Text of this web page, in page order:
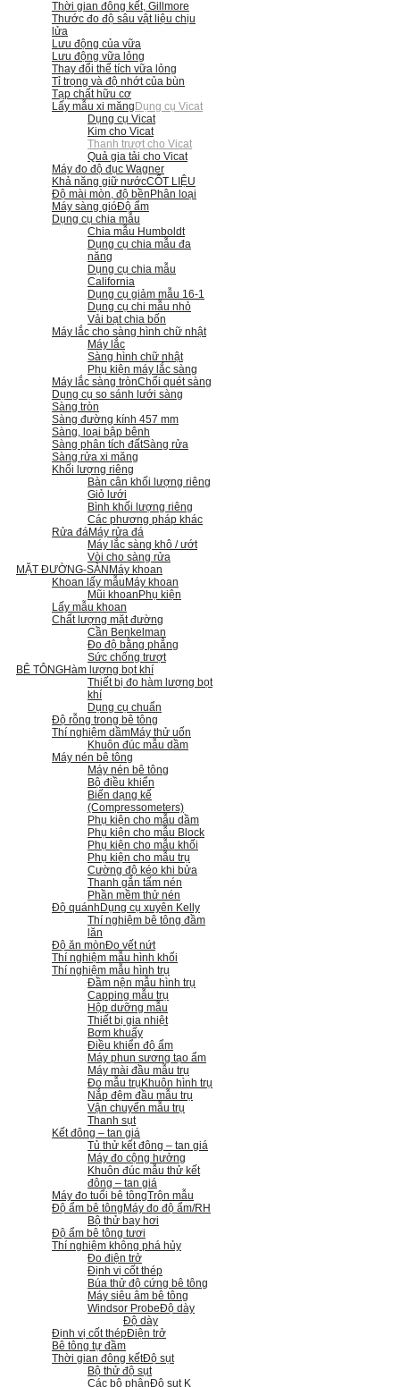
Thời gian đông kết, Gillmore
Thước đo độ sâu vật liệu chịu
lửa
Lưu động của vữa
Lưu động vữa lỏng
Thay đổi thể tích vữa lỏng
Tỉ trọng và độ nhớt của bùn
Tạp chất hữu cơ
Lấy mẫu xi măng Dụng cụ Vicat
Dụng cụ Vicat
Kim cho Vicat
Thanh trượt cho Vicat
Quả gia tải cho Vicat
Máy đo độ đục Wagner
Khả năng giữ nướcCỐT LIỆU
Độ mài mòn, độ bền Phân loại
Máy sàng gióĐộ ẩm
Dụng cụ chia mẫu
Chia mẫu Humboldt
Dụng cụ chia mẫu đa
năng
Dụng cụ chia mẫu
California
Dụng cụ giảm mẫu 16-1
Dụng cụ chi mẫu nhỏ
Vải bạt chia bốn
Máy lắc cho sàng hình chữ nhật
Máy lắc
Sàng hình chữ nhật
Phụ kiện máy lắc sàng
Máy lắc sàng trònChổi quét sàng
Dụng cụ so sánh lưới sàng
Sàng tròn
Sàng đường kính 457 mm
Sàng, loại bập bênh
Sàng phân tích đấtSàng rửa
Sàng rửa xi măng
Khối lượng riêng
Bàn cân khối lượng riêng
Giỏ lưới
Bình khối lượng riêng
Các phương pháp khác
Rửa đáMáy rửa đá
Máy lắc sàng khô / ướt
Vòi cho sàng rửa
MẶT ĐƯỜNG-SÀN Máy khoan
Khoan lấy mẫu Máy khoan
Mũi khoan Phụ kiện
Lấy mẫu khoan
Chất lượng mặt đường
Cần Benkelman
Đo độ bằng phẳng
Sức chống trượt
BÊ TÔNGHàm lượng bọt khí
Thiết bị đo hàm lượng bọt
khí
Dụng cụ chuẩn
Độ rỗng trong bê tông
Thí nghiệm dầmMáy thử uốn
Khuôn đúc mẫu dầm
Máy nén bê tông
Máy nén bê tông
Bộ điều khiển
Biến dạng kế
(Compressometers)
Phụ kiện cho mẫu dầm
Phụ kiện cho mẫu Block
Phụ kiện cho mẫu khối
Phụ kiện cho mẫu trụ
Cường độ kéo khi bửa
Thanh gắn tấm nén
Phần mềm thử nén
Độ quánh Dụng cụ xuyên Kelly
Thí nghiệm bê tông đầm
lăn
Độ ăn mònĐo vết nứt
Thí nghiệm mẫu hình khối
Thí nghiệm mẫu hình trụ
Đầm nện mẫu hình trụ
Capping mẫu trụ
Hộp dưỡng mẫu
Thiết bị gia nhiệt
Bơm khuấy
Điều khiển độ ẩm
Máy phun sương tạo ẩm
Máy mài đầu mẫu trụ
Đo mẫu trụ Khuôn hình trụ
Nắp đệm đầu mẫu trụ
Vận chuyển mẫu trụ
Thanh sụt
Kết đông – tan giá
Tủ thử kết đông – tan giá
Máy đo cộng hưởng
Khuôn đúc mẫu thử kết
đông – tan giá
Máy đo tuổi bê tôngTrộn mẫu
Độ ẩm bê tông Máy đo độ ẩm/RH
Bộ thử bay hơi
Độ ẩm bê tông tươi
Thí nghiệm không phá hủy
Đo điện trở
Định vị cốt thép
Búa thử độ cứng bê tông
Máy siêu âm bê tông
Windsor ProbeĐộ dày
Độ dày
Định vị cốt thépĐiện trở
Bê tông tự đầm
Thời gian đông kếtĐộ sụt
Bộ thử độ sụt
Các bộ phậnĐộ sụt K